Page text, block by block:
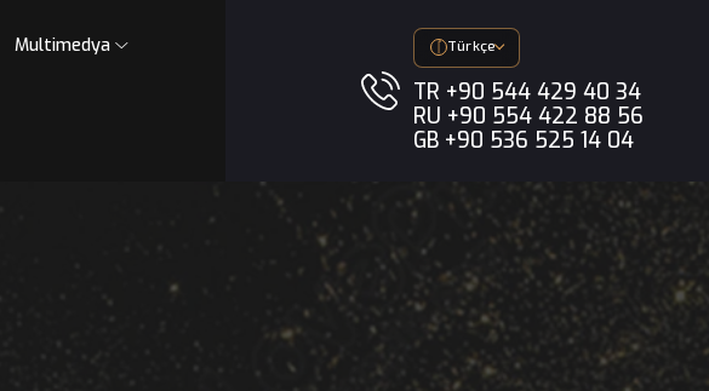
Blog Multimedya
TR +90 544
RU +90 554
GB +90 536